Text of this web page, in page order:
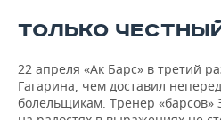
ВУЗЫ ТАТАРСТАНА
КОМУ ПРИНАДЛЕЖАТ
ТОРГОВЫЕ ЦЕНТРЫ
ТАТАРСТАНА
БАНКИ
БЮДЖЕТ
ИНВЕСТИЦИИ
МАШИНОСТРОЕНИЕ
НОВОСТИ НЕДВИЖИМОСТИ
АВТО
НОВОСТИ АВТО
БИЗНЕС
НОВОСТИ БИЗНЕСА
ТЕХНОЛОГИИ
ТОЛЬКО
22 апреля «Ак Барс» в третий
Гагарина, чем доставил
болельщикам. Тренер «барсов»